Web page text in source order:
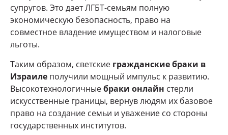
супругов. Это дает ЛГБТ-семьям полную
экономическую безопасность, право на
совместное владение имуществом и налоговые
льготы.
Таким образом, светские гражданские браки в
Израиле получили мощный импульс к развитию.
Высокотехнологичныебраки онлайн стерли
искусственные границы, вернув людям их базовое
право на создание семьи и уважение со стороны
государственных институтов.